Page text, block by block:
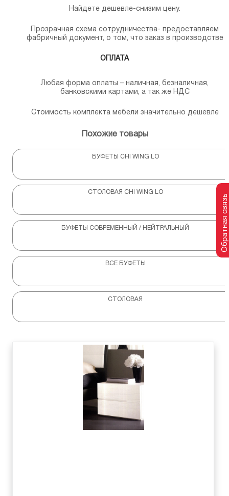
Найдете дешевле-снизим цену.
Прозрачная схема сотрудничества- предоставляем
фабричный документ, о том, что заказ в производстве
ОПЛАТА
Любая форма оплаты – наличная, безналичная,
банковскими картами, а так же НДС
Стоимость комплекта мебели значительно дешевле
Похожие товары
БУФЕТЫ CHI WING LO
СТОЛОВАЯ CHI WING LO
БУФЕТЫ СОВРЕМЕННЫЙ / НЕЙТРАЛЬНЫЙ
ВСЕ БУФЕТЫ
СТОЛОВАЯ
Обратная связь